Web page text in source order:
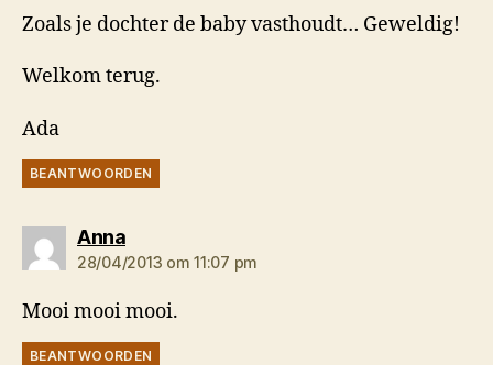
Zoals je dochter de baby vasthoudt… Geweldig!
Welkom terug.
Ada
BEANTWOORDEN
Annazegt:
28/04/2013 om 11:07 pm
Mooi mooi mooi.
BEANTWOORDEN